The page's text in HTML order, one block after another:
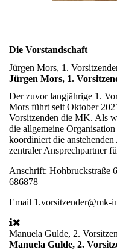
Die Vorstandschaft
Jürgen Mors, 1.
Jürgen Mors, 1.
Der zuvor langjährige 1.
Mors führt seit Oktober
Vorsitzenden die MK. Als
die allgemeine
koordiniert die
zentraler Ansprechpartner
Anschrift: Hohbruckstraße
686878
Email 1.vorsitzender@mk-
Manuela Gulde, 2.
Manuela Gulde, 2.